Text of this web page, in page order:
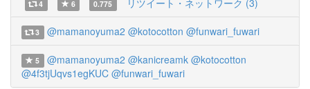
4 6 0.775 リツイート・ネットワーク (3)
3 @mamanoyuma2 @kotocotton @funwari_fuwari
5 @mamanoyuma2 @kanicreamk @kotocotton
@4f3tjUqvs1egKUC @funwari_fuwari